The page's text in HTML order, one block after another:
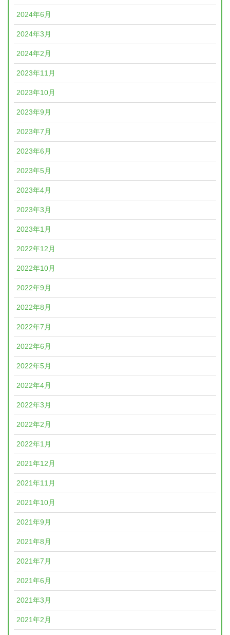
2024年6月
2024年3月
2024年2月
2023年11月
2023年10月
2023年9月
2023年7月
2023年6月
2023年5月
2023年4月
2023年3月
2023年1月
2022年12月
2022年10月
2022年9月
2022年8月
2022年7月
2022年6月
2022年5月
2022年4月
2022年3月
2022年2月
2022年1月
2021年12月
2021年11月
2021年10月
2021年9月
2021年8月
2021年7月
2021年6月
2021年3月
2021年2月